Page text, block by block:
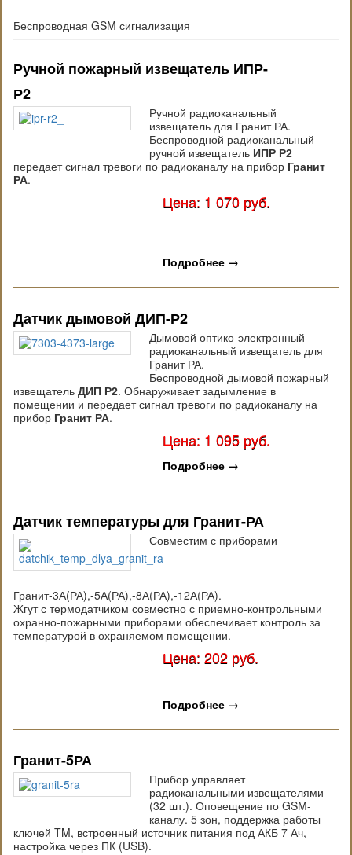
Беспроводная GSM сигнализация
Ручной пожарный извещатель ИПР-
Р2
Ручной радиоканальный
извещатель для Гранит РА.
Беспроводной радиоканальный
ручной извещатель ИПР Р2
передает сигнал тревоги по радиоканалу на прибор Гранит
РА.
Цена: 1 070 руб.
Подробнее →
Датчик дымовой ДИП-Р2
Дымовой оптико-электронный
радиоканальный извещатель для
Гранит РА.
Беспроводной дымовой пожарный
извещатель ДИП Р2. Обнаруживает задымление в
помещении и передает сигнал тревоги по радиоканалу на
прибор Гранит РА.
Цена: 1 095 руб.
Подробнее →
Датчик температуры для Гранит-РА
Совместим с приборами
Гранит-3А(РА),-5А(РА),-8А(РА),-12А(РА).
Жгут с термодатчиком совместно с приемно-контрольными
охранно-пожарными приборами обеспечивает контроль за
температурой в охраняемом помещении.
Цена: 202 руб.
Подробнее →
Гранит-5РА
Прибор управляет
радиоканальными извещателями
(32 шт.). Оповещение по GSM-
каналу. 5 зон, поддержка работы
ключей TM, встроенный источник питания под АКБ 7 Ач,
настройка через ПК (USB).